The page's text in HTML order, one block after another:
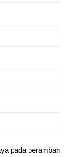
pada peramban